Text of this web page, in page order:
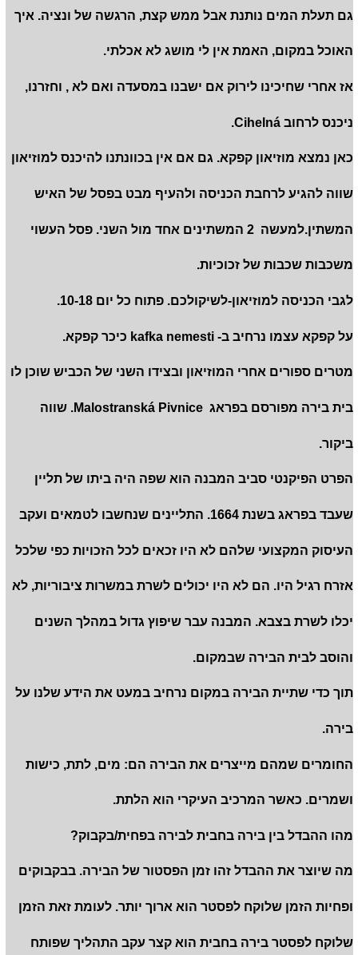
גם תעלת המים נותנת אבל ממש קצת, הרגשה של ונציה. איך
האוכל במקום, האמת אין לי מושג לא אכלתי.
אז אחרי שחיכינו לירוק אם ישבנו במסעדה ואם לא , וחזרנו,
ניכנס לרחוב Cihelná.
כאן נמצא מוזיאון קפקא. גם אם אין בכוונתנו להיכנס למוזיאון
שווה להגיע לרחבת הכניסה ולהעיף מבט בפסל של האיש
המשתין.למעשה 2 המשתינים אחד מול השני. פסל העשוי
משכבות שכבות של זכוכיות.
לגבי הכניסה למוזיאון-לשיקולכם. פתוח כל יום 10-18.
על קפקא עצמו נרחיב ב- kafka nemesti כיכר קפקא.
מטרים ספורים אחרי המוזיאון ובצידו השני של הכביש שוכן לו
בית בירה מפורסם בפראג Malostranská Pivnice. שווה
ביקור.
הפרט הפיקנטי סביב המבנה הוא שפה היה ביתו של תליין
שעבד בפראג בשנת 1664. התליינים שנחשבו לטמאים ועקב
העיסוק המקצועי שלהם לא היו זכאים לכל הזכויות כפי שלכל
אזרח רגיל היו. הם לא היו יכולים לשרת במשרות ציבוריות, לא
יכלו לשרת בצבא. המבנה עבר שיפוץ גדול במהלך השנים
והוסב לבית הבירה שבמקום.
תוך כדי שתיית הבירה במקום נרחיב במעט את הידע שלנו על
בירה.
החומרים שמהם מייצרים את הבירה הם: מים, לתת, כישות
ושמרים. כאשר המרכיב העיקרי הוא הלתת.
מהו ההבדל בין בירה בחבית לבירה בפחית/בקבוק?
מה שיוצר את ההבדל זהו זמן הפסטור של הבירה. בבקבוקים
ופחיות הזמן שלוקח לפסטר הוא ארוך יותר. לעומת זאת הזמן
שלוקח לפסטר בירה בחבית הוא קצר עקב התהליך שפותח